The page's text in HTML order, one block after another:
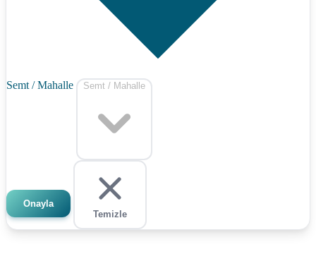
Semt / Mahalle Semt / Mahalle
Onayla
Temizle